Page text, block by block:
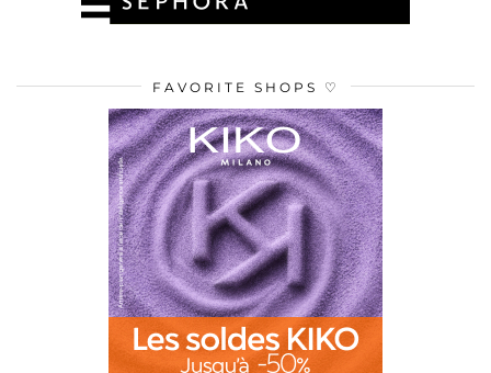
FAVORITE SHOPS ♡